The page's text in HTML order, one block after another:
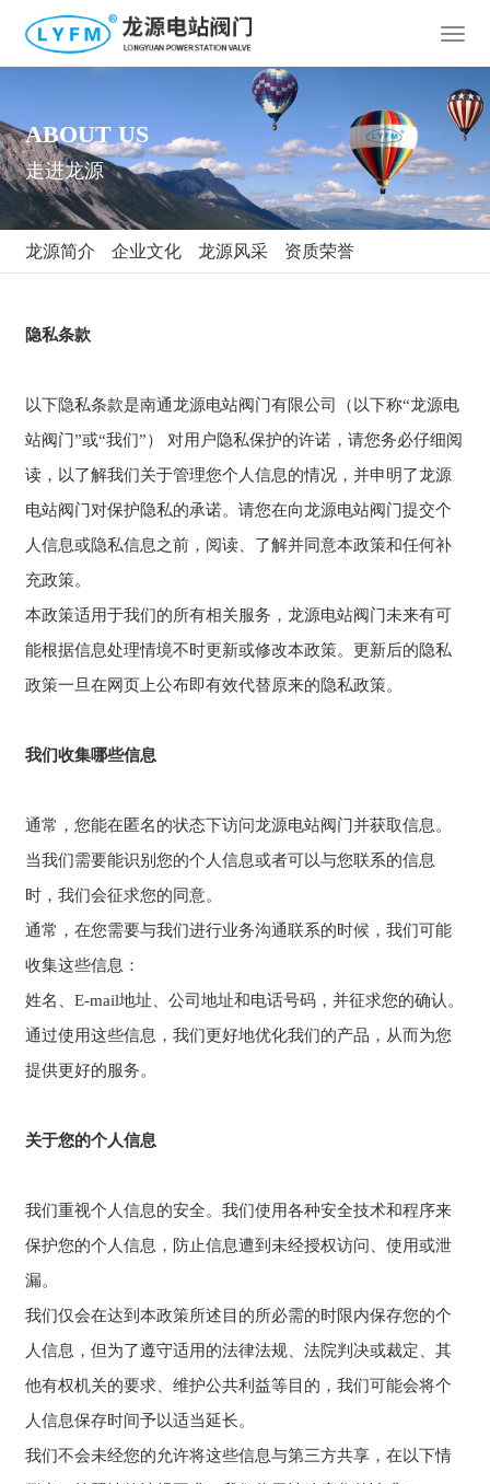
T
g
e
n
a
v
g
n
ABOUTUS
走进龙源
龙源简介 企业文化 龙源风采 资质荣誉
隐私条款
以下隐私条款是南通龙源电站阀门有限公司（以下称“龙源电
站阀门”或“我们”） 对用户隐私保护的许诺，请您务必仔细阅
读，以了解我们关于管理您个人信息的情况，并申明了龙源
电站阀门对保护隐私的承诺。请您在向龙源电站阀门提交个
人信息或隐私信息之前，阅读、了解并同意本政策和任何补
充政策。
本政策适用于我们的所有相关服务，龙源电站阀门未来有可
能根据信息处理情境不时更新或修改本政策。更新后的隐私
政策一旦在网页上公布即有效代替原来的隐私政策。
我们收集哪些信息
通常，您能在匿名的状态下访问龙源电站阀门并获取信息。
当我们需要能识别您的个人信息或者可以与您联系的信息
时，我们会征求您的同意。
通常，在您需要与我们进行业务沟通联系的时候，我们可能
收集这些信息：
姓名、E-mail地址、公司地址和电话号码，并征求您的确认。
通过使用这些信息，我们更好地优化我们的产品，从而为您
提供更好的服务。
关于您的个人信息
我们重视个人信息的安全。我们使用各种安全技术和程序来
保护您的个人信息，防止信息遭到未经授权访问、使用或泄
漏。
我们仅会在达到本政策所述目的所必需的时限内保存您的个
人信息，但为了遵守适用的法律法规、法院判决或裁定、其
他有权机关的要求、维护公共利益等目的，我们可能会将个
人信息保存时间予以适当延长。
我们不会未经您的允许将这些信息与第三方共享，在以下情